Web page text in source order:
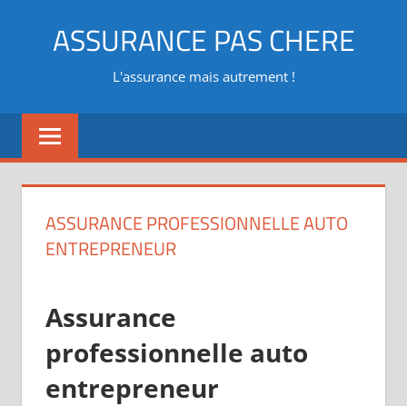
ASSURANCE PAS CHERE
L'assurance mais autrement !
ASSURANCE PROFESSIONNELLE AUTO
ENTREPRENEUR
Assurance
professionnelle auto
entrepreneur